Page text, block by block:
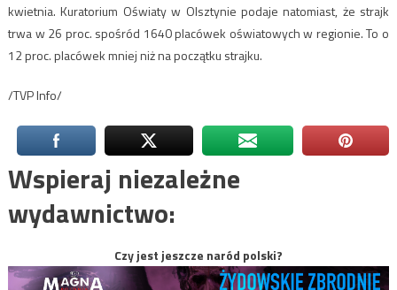
kwietnia. Kuratorium Oświaty w Olsztynie podaje natomiast, że strajk
trwa w 26 proc. spośród 1640 placówek oświatowych w regionie. To o
12 proc. placówek mniej niż na początku strajku.
/TVP Info/
Wspieraj niezależne
wydawnictwo:
Czy jest jeszcze naród polski?